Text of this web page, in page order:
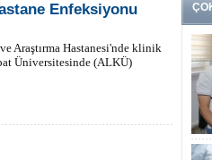
Enfeksiyonu
Araştırma Hastanesi'nde klinik
Üniversitesinde (ALKÜ)